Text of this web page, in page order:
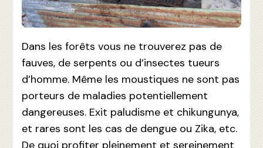
Dans les forêts vous ne trouverez pas de
fauves, de serpents ou d’insectes tueurs
d’homme. Même les moustiques ne sont pas
porteurs de maladies potentiellement
dangereuses. Exit paludisme et chikungunya,
et rares sont les cas de dengue ou Zika, etc.
De quoi profiter pleinement et sereinement